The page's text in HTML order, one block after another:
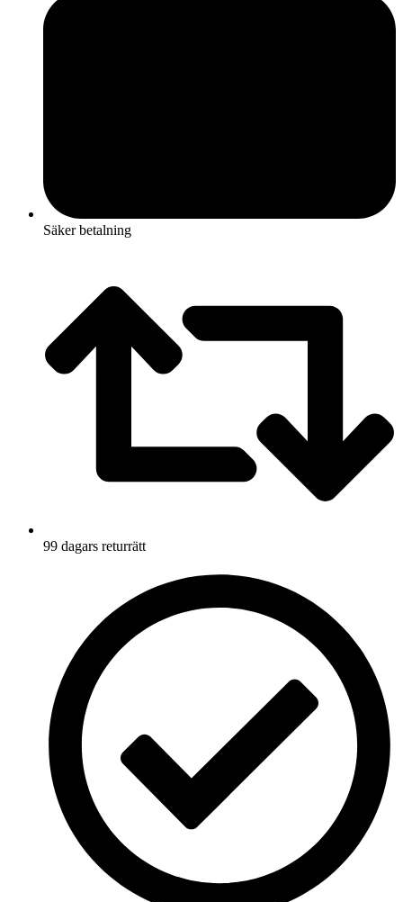
Säker betalning
99 dagars returrätt